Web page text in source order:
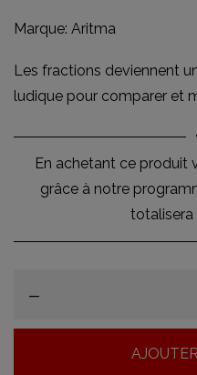
Marque: Aritma
Les fractions deviennent
ludique pour comparer et
En achetant ce produit
grâce à notre
totalisera
–